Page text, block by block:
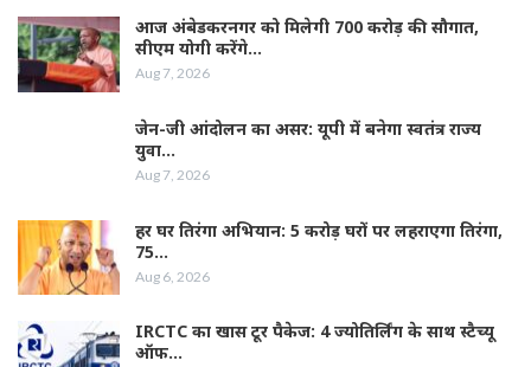
आज अंबेडकरनगर को मिलेगी 700 करोड़ की सौगात,
सीएम योगी करेंगे…
Aug 7, 2026
जेन-जी आंदोलन का असर: यूपी में बनेगा स्वतंत्र राज्य
युवा…
Aug 7, 2026
हर घर तिरंगा अभियान: 5 करोड़ घरों पर लहराएगा तिरंगा,
75…
Aug 6, 2026
IRCTC का खास टूर पैकेज: 4 ज्योतिर्लिंग के साथ स्टैच्यू
ऑफ…